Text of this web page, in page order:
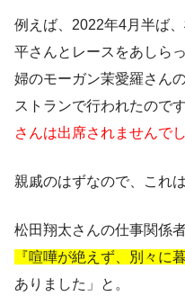
例えば、2022年4月半ば
平さんとレースをあしら
婦のモーガン茉愛羅さん
ストランで行われたのです
さんは出席されませんでし
親戚のはずなので、これ
松田翔太さんの仕事関係
『喧嘩が絶えず、別々に
ありました」と。